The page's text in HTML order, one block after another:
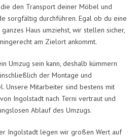
den Transport deiner Möbel und
sorgfältig durchführen. Egal ob du eine
Haus umziehst, wir stellen sicher,
am Zielort ankommt.
Umzug sein kann, deshalb kümmern
der Montage und
Unsere Mitarbeiter sind bestens mit
Ingolstadt nach Terni vertraut und
Ablauf des Umzugs.
Ingolstadt legen wir großen Wert auf